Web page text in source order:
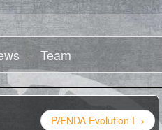
Team
PÆNDA Evolution I→